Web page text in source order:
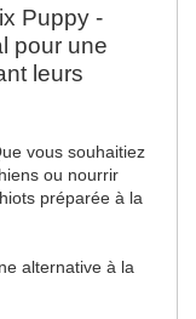
Puppy -
pour une
leurs
vous souhaitiez
ou nourrir
préparée à la
alternative à la